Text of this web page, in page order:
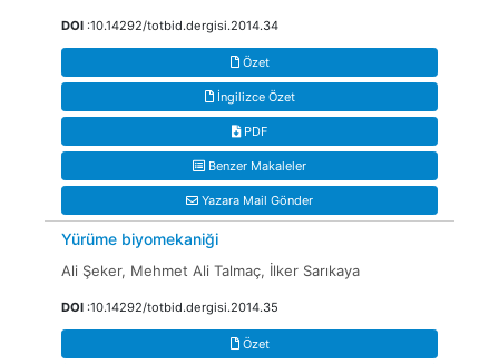
DOI :10.14292/totbid.dergisi.2014.34
Özet
İngilizce Özet
PDF
Benzer Makaleler
Yazara Mail Gönder
Yürüme biyomekaniği
Ali Şeker, Mehmet Ali Talmaç, İlker Sarıkaya
DOI :10.14292/totbid.dergisi.2014.35
Özet